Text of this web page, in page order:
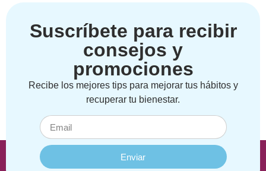
Suscríbete para recibir
consejos y
promociones
Recibe los mejores tips para mejorar tus hábitos y
recuperar tu bienestar.
Enviar